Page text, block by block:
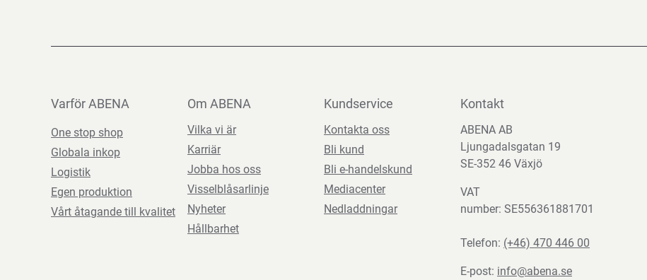
Varför ABENA
One stop shop
Globala inkop
Logistik
Egen produktion
Vårt åtagande till kvalitet
Om ABENA
Vilka vi är
Karriär
Jobba hos oss
Visselblåsarlinje
Nyheter
Hållbarhet
Kundservice
Kontakta oss
Bli kund
Bli e-handelskund
Mediacenter
Nedladdningar
Kontakt
ABENA AB
Ljungadalsgatan 19
SE-352 46 Växjö
VAT
number: SE556361881701
Telefon: (+46) 470 446 00
E-post: info@abena.se